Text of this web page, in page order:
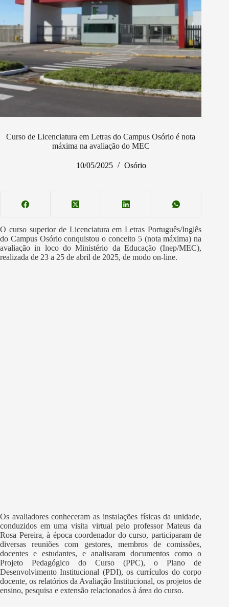
Curso de Licenciatura em Letras do Campus Osório é nota
máxima na avaliação do MEC
10/05/2025 Osório
O curso superior de Licenciatura em Letras Português/Inglês
do Campus Osório conquistou o conceito 5 (nota máxima) na
avaliação in loco do Ministério da Educação (Inep/MEC),
realizada de 23 a 25 de abril de 2025, de modo on-line.
Os avaliadores conheceram as instalações físicas da unidade,
conduzidos em uma visita virtual pelo professor Mateus da
Rosa Pereira, à época coordenador do curso, participaram de
diversas reuniões com gestores, membros de comissões,
docentes e estudantes, e analisaram documentos como o
Projeto Pedagógico do Curso (PPC), o Plano de
Desenvolvimento Institucional (PDI), os currículos do corpo
docente, os relatórios da Avaliação Institucional, os projetos de
ensino, pesquisa e extensão relacionados à área do curso.